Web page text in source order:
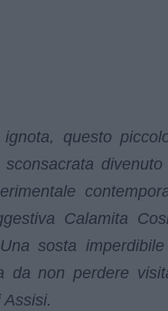
ignota, questo
divenuto
Calamita
sosta
da non perdere
Assisi.